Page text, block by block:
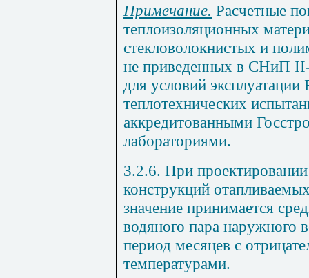
Примечание. Расчетные
теплоизоляционных
стекловолокнистых и
не приведенных в СНиП II
для условий эксплуатации
теплотехнических
аккредитованными
лабораториями.
3.2.6. При
конструкций
значение принимается
водяного пара наружного
период месяцев с
температурами.